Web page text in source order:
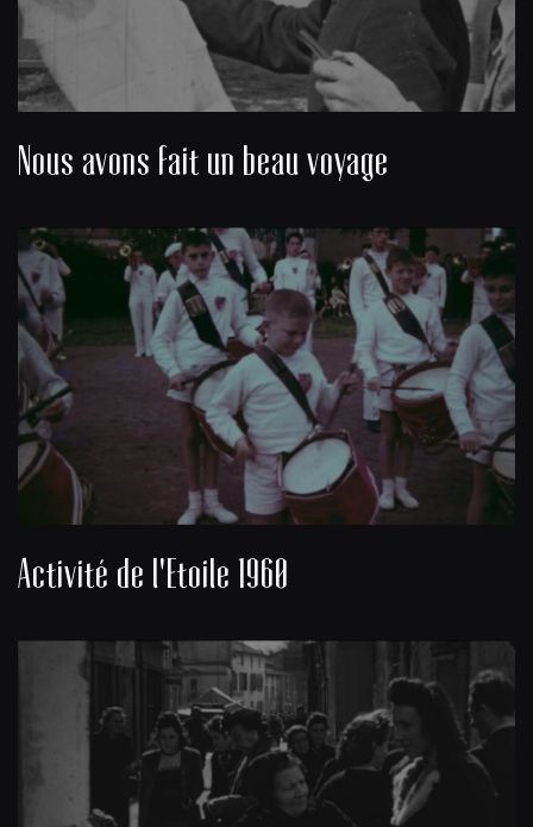
Nous avons fait un beau voyage
Activité de l'Etoile 1960